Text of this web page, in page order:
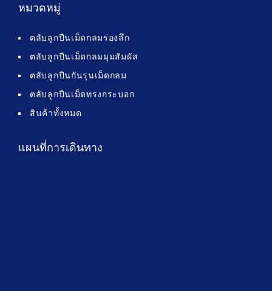
หมวดหมู่
ตลับลูกปืนเม็ดกลมร่องลึก
ตลับลูกปืนเม็ดกลมมุมสัมผัส
ตลับลูกปืนกันรุนเม็ดกลม
ตลับลูกปืนเม็ดทรงกระบอก
สินค้าทั้งหมด
แผนที่การเดินทาง